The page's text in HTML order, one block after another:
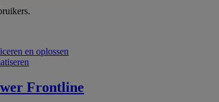
en oplossen
Frontline